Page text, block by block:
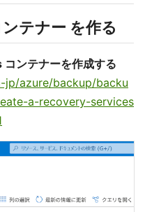
テナー を作る
ンテナーを作成する
azure/backup/backu
a-recovery-services